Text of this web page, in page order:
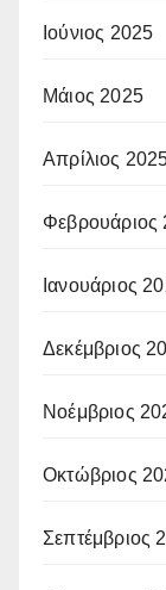
Ιούνιος 2025
Μάιος 2025
Απρίλιος
Φεβρουάριος
Ιανουάριος
Δεκέμβριος
Νοέμβριος
Οκτώβριος
Σεπτέμβριος